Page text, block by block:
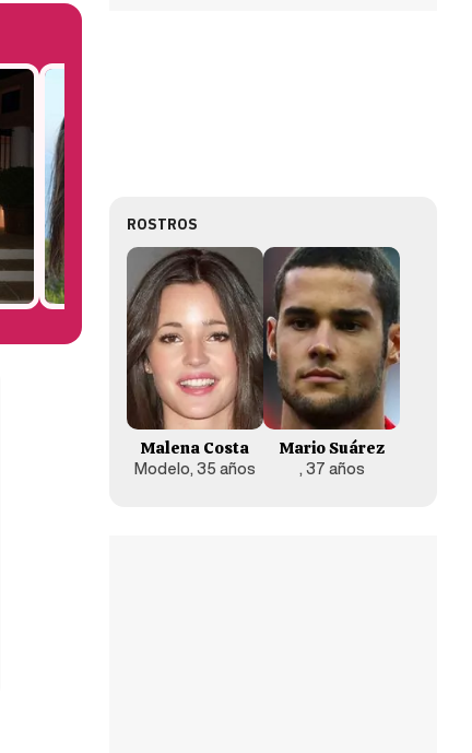
ROSTROS
Malena Costa
Modelo, 35 años
Mario Suárez
, 37 años